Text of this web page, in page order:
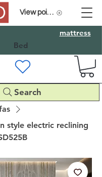
mattress
Bed
Search
View points
style electric reclining